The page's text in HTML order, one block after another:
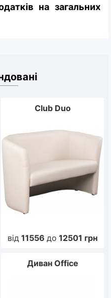
на загальних
Club Duo
від 11556 до 12501 грн
Диван Office